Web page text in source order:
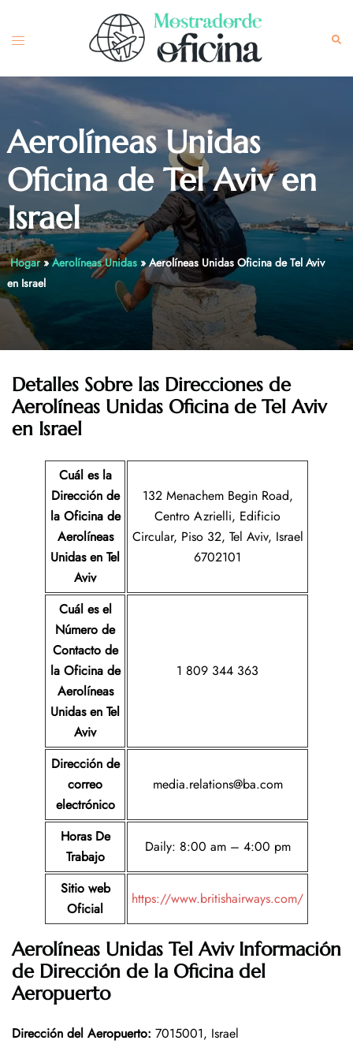
content
Toggle
Aerolíneas Unidas
Oficina de Tel Aviv en
Israel
Hogar»Aerolíneas Unidas»Aerolíneas Unidas Oficina de Tel Aviv
en Israel
Detalles Sobre las Direcciones de
Aerolíneas Unidas Oficina de Tel Aviv
en Israel
Cuál es la
Dirección de
la Oficina de
Aerolíneas
Unidas en Tel
Aviv
132 Menachem Begin Road,
Centro Azrielli, Edificio
Circular, Piso 32, Tel Aviv, Israel
6702101
Cuál es el
Número de
Contacto de
la Oficina de
Aerolíneas
Unidas en Tel
Aviv
1 809 344 363
Dirección de
correo
electrónico
media.relations@ba.com
Horas De
Trabajo
Daily: 8:00 am – 4:00 pm
Sitio web
Oficial
https://www.britishairways.com/
Aerolíneas Unidas Tel Aviv Información
de Dirección de la Oficina del
Aeropuerto
Dirección del Aeropuerto: 7015001, Israel